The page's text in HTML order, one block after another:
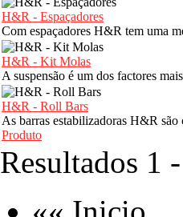
H&R - Espaçadores
Com espaçadores H&R tem uma
H&R - Kit Molas
A suspensão é um dos factores
H&R - Roll Bars
As barras estabilizadoras H&R
Produto
Resultados 1